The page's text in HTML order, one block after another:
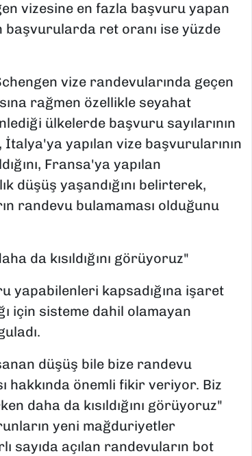
vizesine en fazla başvuru yapan
başvurularda ret oranı ise yüzde
vize randevularında geçen
rağmen özellikle seyahat
ülkelerde başvuru sayılarının
yapılan vize başvurularının
Fransa'ya yapılan
düşüş yaşandığını belirterek,
randevu bulamaması olduğunu
da kısıldığını görüyoruz"
yapabilenleri kapsadığına işaret
için sisteme dahil olamayan
düşüş bile bize randevu
hakkında önemli fikir veriyor. Biz
daha da kısıldığını görüyoruz"
yeni mağduriyetler
sayıda açılan randevuların bot